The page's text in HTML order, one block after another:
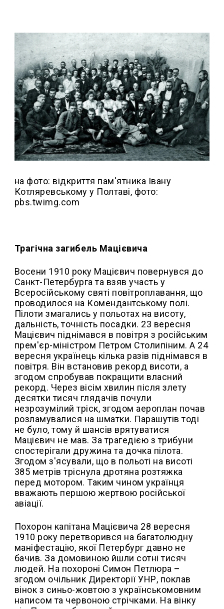
на фото: відкриття пам'ятника Івану
Котляревському у Полтаві, фото:
pbs.twimg.com
Трагічна загибель Мацієвича
Восени 1910 року Мацієвич повернувся до
Санкт-Петербурга та взяв участь у
Всеросійському святі повітроплавання, що
проводилося на Комендантському полі.
Пілоти змагались у польотах на висоту,
дальність, точність посадки. 23 вересня
Мацієвич піднімався в повітря з російським
прем'єр-міністром Петром Столипіним. А 24
вересня українець кілька разів піднімався в
повітря. Він встановив рекорд висоти, а
згодом спробував покращити власний
рекорд. Через вісім хвилин після злету
десятки тисяч глядачів почули
незрозумілий тріск, згодом аероплан почав
розламувалися на шматки. Парашутів тоді
не було, тому й шансів врятуватися
Мацієвич не мав. За трагедією з трибуни
спостерігали дружина та дочка пілота.
Згодом з'ясували, що в польоті на висоті
385 метрів тріснула дротяна розтяжка
перед мотором. Таким чином українця
вважають першою жертвою російської
авіації.
Похорон капітана Мацієвича 28 вересня
1910 року перетворився на багатолюдну
маніфестацію, якої Петербург давно не
бачив. За домовиною йшли сотні тисяч
людей. На похороні Симон Петлюра –
згодом очільник Директорії УНР, поклав
вінок з синьо-жовтою з українськомовним
написом та червоною стрічками. На вінку